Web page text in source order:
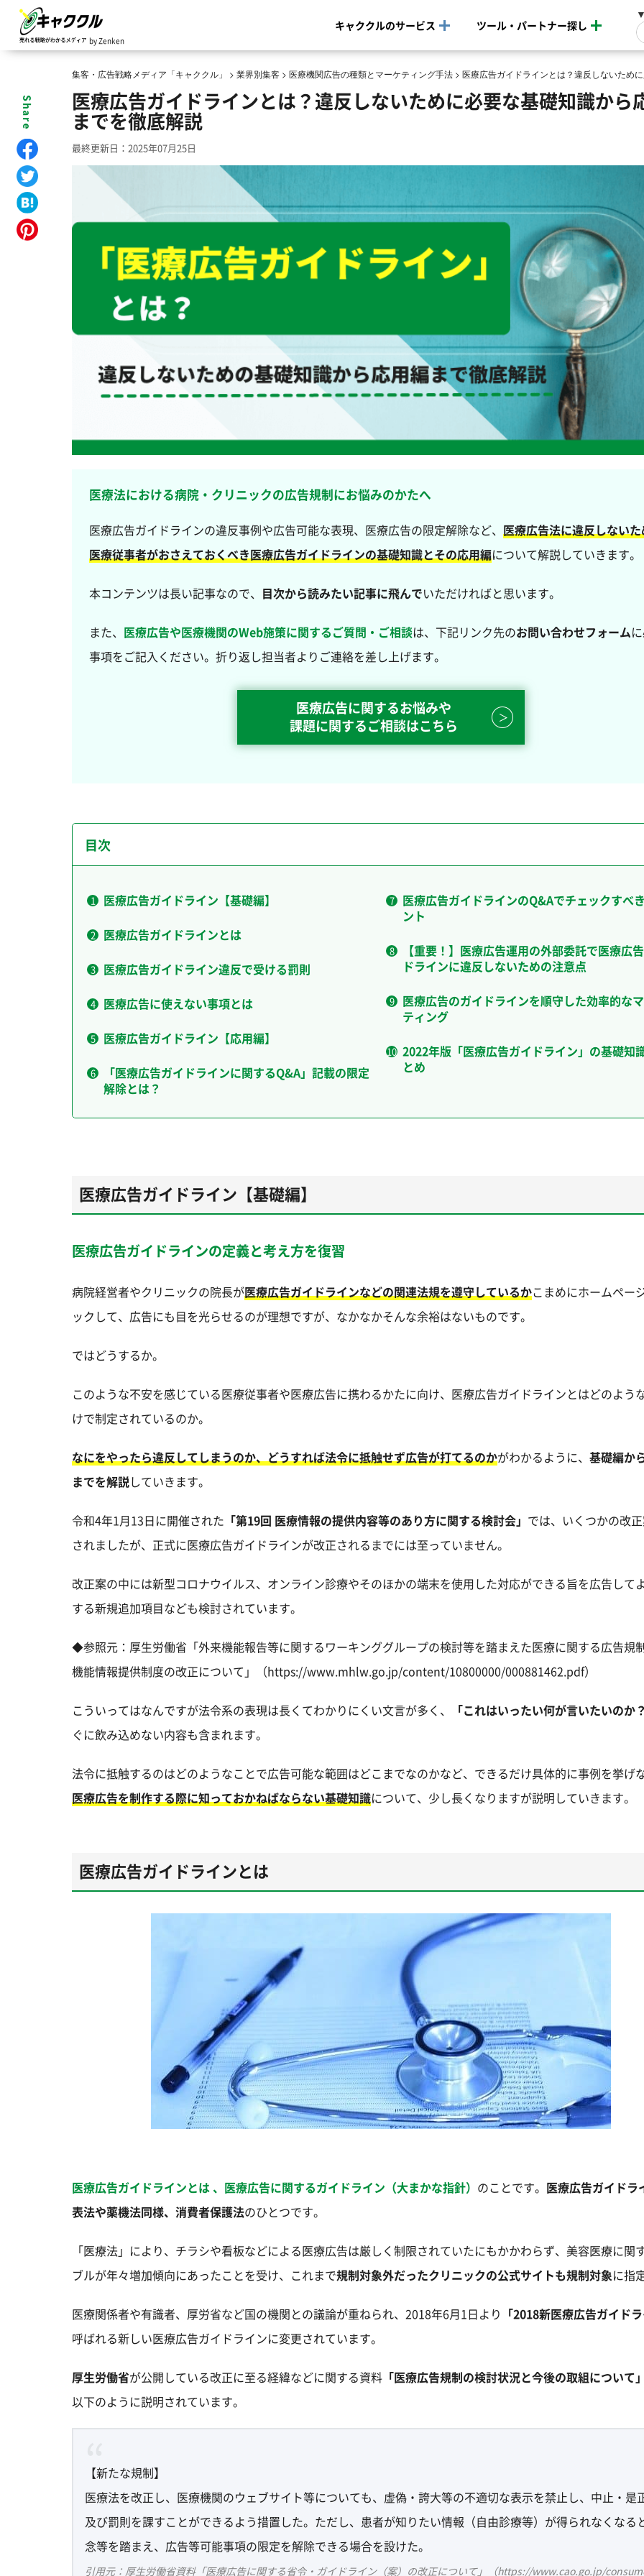
by Zenken
キャククルのサービス ツール・パートナー探し
集客・広告戦略メディア「キャククル」 > 業界別集客 > 医療機関広告の種類とマーケティング手法 > 医療広告ガイドラインとは？違反しないため
医療広告ガイドラインとは？違反しないために必要な基礎知識から
までを徹底解説
最終更新日：2025年07月25日
医療法における病院・クリニックの広告規制にお悩みのかたへ
医療広告ガイドラインの違反事例や広告可能な表現、医療広告の限定解除など、 医療広告法に違反しない
医療従事者がおさえておくべき医療広告ガイドラインの基礎知識とその応用編について解説していきます。
本コンテンツは長い記事なので、 目次から読みたい記事に飛んでいただければと思います。
また、 医療広告や医療機関のWeb施策に関するご質問・ご相談は、下記リンク先のお問い合わせフォーム
事項をご記入ください。折り返し担当者よりご連絡を差し上げます。
医療広告に関するお悩みや
課題に関するご相談はこちら
目次
医療広告ガイドライン【基礎編】
医療広告ガイドラインとは
医療広告ガイドライン違反で受ける罰則
医療広告に使えない事項とは
医療広告ガイドライン【応用編】
「医療広告ガイドラインに関するQ&A」記載の限定
解除とは？
医療広告ガイドラインのQ&Aでチェックすべ
ント
【重要！】医療広告運用の外部委託で医療広
ドラインに違反しないための注意点
医療広告のガイドラインを順守した効率的な
ティング
2022年版「医療広告ガイドライン」の基礎知
とめ
医療広告ガイドライン【基礎編】
医療広告ガイドラインの定義と考え方を復習
病院経営者やクリニックの院長が医療広告ガイドラインなどの関連法規を遵守しているかこまめにホームペー
ックして、広告にも目を光らせるのが理想ですが、なかなかそんな余裕はないものです。
ではどうするか。
このような不安を感じている医療従事者や医療広告に携わるかたに向け、医療広告ガイドラインとはどのよう
けで制定されているのか。
なにをやったら違反してしまうのか、どうすれば法令に抵触せず広告が打てるのかがわかるように、 基礎編か
までを解説していきます。
令和4年1月13日に開催された 「第19回 医療情報の提供内容等のあり方に関する検討会」 では、いくつかの改
されましたが、正式に医療広告ガイドラインが改正されるまでには至っていません。
改正案の中には新型コロナウイルス、オンライン診療やそのほかの端末を使用した対応ができる旨を広告して
する新規追加項目なども検討されています。
◆参照元：厚生労働省「外来機能報告等に関するワーキンググループの検討等を踏まえた医療に関する広告規
機能情報提供制度の改正について」（https://www.mhlw.go.jp/content/10800000/000881462.pdf）
こういってはなんですが法令系の表現は長くてわかりにくい文言が多く、 「これはいったい何が言いたいのか？
ぐに飲み込めない内容も含まれます。
法令に抵触するのはどのようなことで広告可能な範囲はどこまでなのかなど、できるだけ具体的に事例を挙げな
医療広告を制作する際に知っておかねばならない基礎知識について、少し長くなりますが説明していきます。
医療広告ガイドラインとは
医療広告ガイドラインとは 、医療広告に関するガイドライン（大まかな指針） のことです。 医療広告ガイドラ
表法や薬機法同様、消費者保護法のひとつです。
「医療法」により、チラシや看板などによる医療広告は厳しく制限されていたにもかかわらず、美容医療に関
ブルが年々増加傾向にあったことを受け、これまで規制対象外だったクリニックの公式サイトも規制対象に指
医療関係者や有識者、厚労省など国の機関との議論が重ねられ、2018年6月1日より 「2018新医療広告ガイドラ
呼ばれる新しい医療広告ガイドラインに変更されています。
厚生労働省が公開している改正に至る経緯などに関する資料 「医療広告規制の検討状況と今後の取組について」
以下のように説明されています。
【新たな規制】
医療法を改正し、医療機関のウェブサイト等についても、虚偽・誇大等の不適切な表示を禁止し、中止・是
及び罰則を課すことができるよう措置した。ただし、患者が知りたい情報（自由診療等）が得られなくなる
念等を踏まえ、広告等可能事項の限定を解除できる場合を設けた。
引用元：厚生労働省資料「医療広告に関する省令・ガイドライン（案）の改正について」（https://www.cao.go.jp/